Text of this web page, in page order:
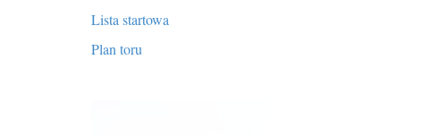
Lista startowa
Plan toru